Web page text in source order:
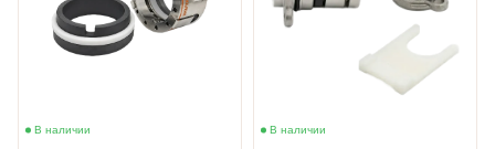
В наличии В наличии